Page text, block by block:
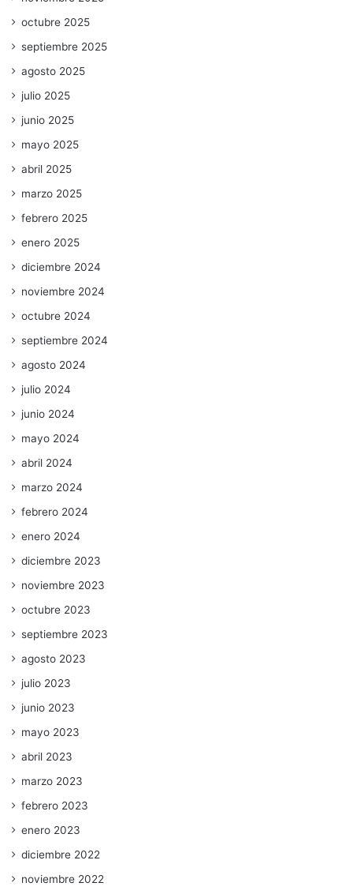
octubre 2025
septiembre 2025
agosto 2025
julio 2025
junio 2025
mayo 2025
abril 2025
marzo 2025
febrero 2025
enero 2025
diciembre 2024
noviembre 2024
octubre 2024
septiembre 2024
agosto 2024
julio 2024
junio 2024
mayo 2024
abril 2024
marzo 2024
febrero 2024
enero 2024
diciembre 2023
noviembre 2023
octubre 2023
septiembre 2023
agosto 2023
julio 2023
junio 2023
mayo 2023
abril 2023
marzo 2023
febrero 2023
enero 2023
diciembre 2022
noviembre 2022